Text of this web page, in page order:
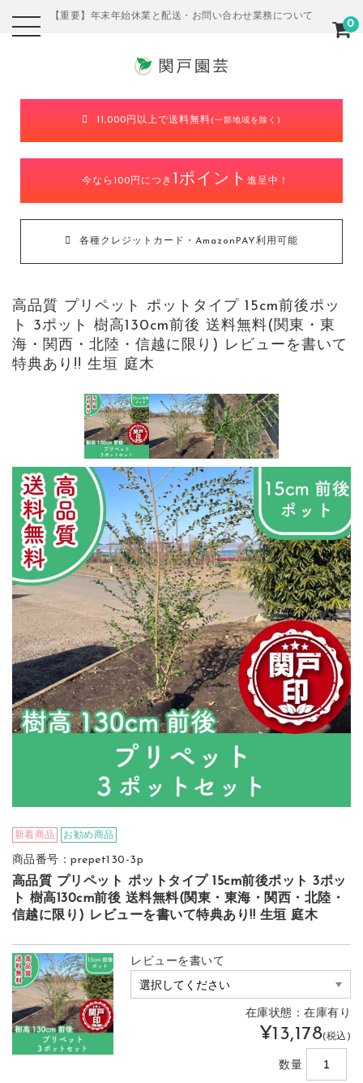
【重要】年末年始休業と配送・お問い合わせ業務について
11,000円以上で送料無料(一部地域を除く)
今なら100円につき 1ポイント 進呈中！
各種クレジットカード・AmazonPAY利用可能
0
高品質 プリペット ポットタイプ 15cm前後ポッ
ト 3ポット 樹高130cm前後 送料無料(関東・東
海・関西・北陸・信越に限り) レビューを書いて
特典あり!! 生垣 庭木
新着商品 お勧め商品
商品番号：prepet130-3p
高品質 プリペット ポットタイプ 15cm前後ポット 3ポッ
ト 樹高130cm前後 送料無料(関東・東海・関西・北陸・
信越に限り) レビューを書いて特典あり!! 生垣 庭木
レビューを書いて
在庫状態：在庫有り
¥13,178(税込)
数量